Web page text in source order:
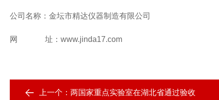
公司名称： 金坛市精达仪器制造有限公司
网 址 ： www.jinda17.com
上一个： 两国家重点实验室在湖北省通过验收